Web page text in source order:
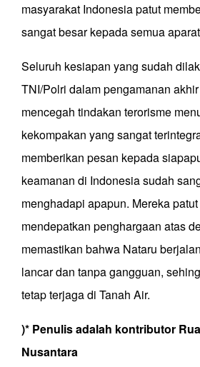
masyarakat Indonesia patut
sangat besar kepada semua
Seluruh kesiapan yang sudah
TNI/Polri dalam pengamanan
mencegah tindakan terorisme
kekompakan yang sangat
memberikan pesan kepada
keamanan di Indonesia sudah
menghadapi apapun. Mereka
mendepatkan penghargaan atas
memastikan bahwa Nataru
lancar dan tanpa gangguan,
tetap terjaga di Tanah Air.
)* Penulis adalah kontributor
Nusantara